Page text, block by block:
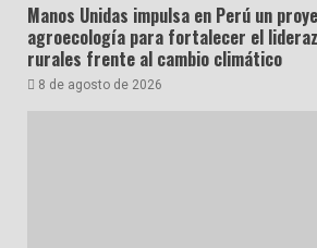
Manos Unidas impulsa en Perú un
agroecología para fortalecer el
rurales frente al cambio climático
8 de agosto de 2026